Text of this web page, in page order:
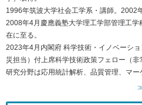
1996年筑波大学社会工学系・講師。2002
2008年4月慶應義塾大学理工学部管理工
在に至る。
2023年4月内閣府 科学技術・イノベーシ
災担当）付上席科学技術政策フェロー（非
研究分野は応用統計解析、品質管理、マー